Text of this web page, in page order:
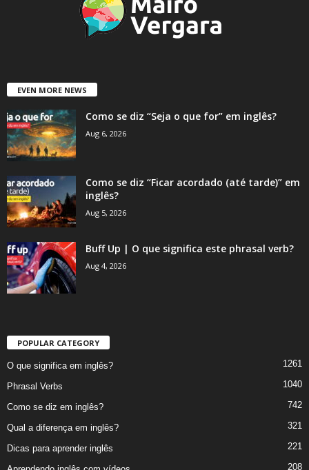
EVEN MORE NEWS
Como se diz “Seja o que for” em inglês?
Aug 6, 2026
Como se diz “Ficar acordado (até tarde)” em
inglês?
Aug 5, 2026
Buff Up | O que significa este phrasal verb?
Aug 4, 2026
POPULAR CATEGORY
O que significa em inglês? 1261
Phrasal Verbs 1040
Como se diz em inglês? 742
Qual a diferença em inglês? 321
Dicas para aprender inglês 221
208